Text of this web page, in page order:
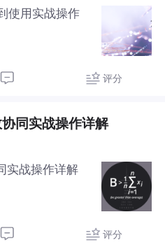
使用实战操作
评分
同实战操作详解
实战操作详解
评分